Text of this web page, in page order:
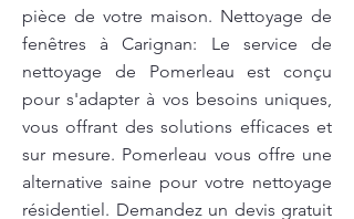
pièce de votre maison. Nettoyage de
fenêtres à Carignan: Le service de
nettoyage de Pomerleau est conçu
pour s'adapter à vos besoins uniques,
vous offrant des solutions efficaces et
sur mesure. Pomerleau vous offre une
alternative saine pour votre nettoyage
résidentiel. Demandez un devis gratuit